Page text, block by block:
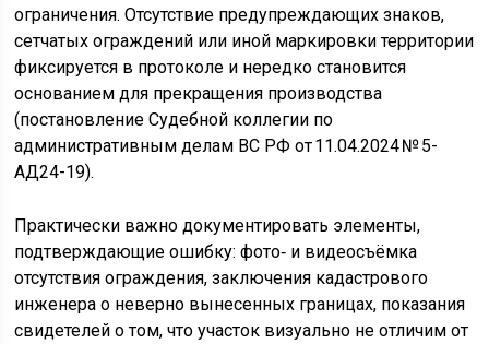
ограничения. Отсутствие предупреждающих знаков,
сетчатых ограждений или иной маркировки территории
фиксируется в протоколе и нередко становится
основанием для прекращения производства
(постановление Судебной коллегии по
административным делам ВС РФ от 11.04.2024 № 5-
АД24-19).
Практически важно документировать элементы,
подтверждающие ошибку: фото‑ и видеосъёмка
отсутствия ограждения, заключения кадастрового
инженера о неверно вынесенных границах, показания
свидетелей о том, что участок визуально не отличим от